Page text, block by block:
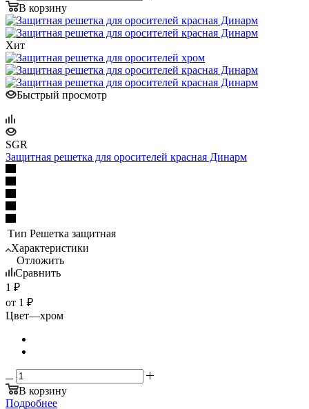
В корзину
Хит
Быстрый просмотр
SGR
Защитная решетка для оросителей красная Динарм
Тип Решетка защитная
Характеристики
Отложить
Сравнить
1 ₽
от 1 ₽
Цвет—хром
В корзину
Подробнее